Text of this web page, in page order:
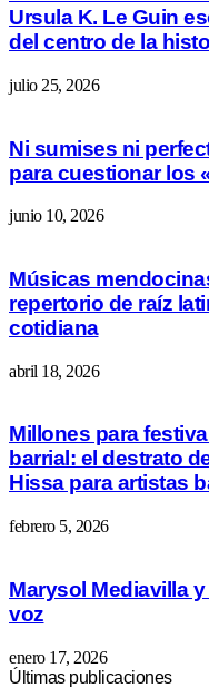
Ursula K. Le Guin
del centro de la
julio 25, 2026
Ni sumises ni
para cuestionar los
junio 10, 2026
Músicas
repertorio de raíz
cotidiana
abril 18, 2026
Millones para
barrial: el destrato
Hissa para artistas
febrero 5, 2026
Marysol Mediavilla
voz
enero 17, 2026
Últimas publicaciones